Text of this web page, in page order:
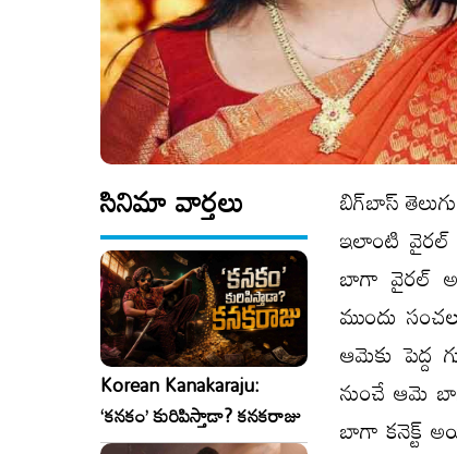
సినిమా వార్తలు
Korean Kanakaraju:
‘కనకం’ కురిపిస్తాడా? కనకరాజు
బిగ్‌బాస్
ఇలాంటి
బాగా వైరల్
ముందు
ఆమెకు పెద్ద
నుంచే ఆమె
బాగా కనెక్ట్